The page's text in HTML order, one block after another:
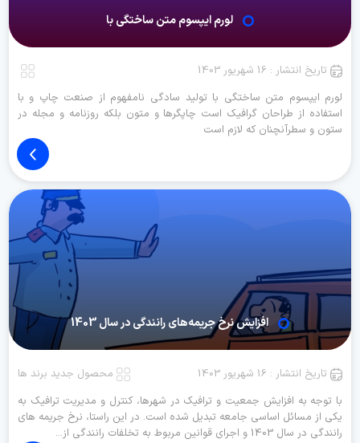
لورم ایپسوم متن ساختگی با
تاریخ انتشار : 16 شهریور 1403
لورم ایپسوم متن ساختگی با تولید سادگی نامفهوم از صنعت چاپ و با
استفاده از طراحان گرافیک است چاپگرها و متون بلکه روزنامه و مجله در
ستون و سطرآنچنان که لازم است
افزایش نرخ جریمه‌های رانندگی در سال 1403
تاریخ انتشار : 16 شهریور 1403
محصول جدید برند ها
با توجه به افزایش جمعیت و ترافیک در شهرها، کنترل و مدیریت ترافیک به
یکی از مسائل اساسی جامعه تبدیل شده است. در این راستا، نرخ جریمه‌ های
رانندگی در سال 1403 و اجرای قوانین مربوط به تخلفات رانندگی از...